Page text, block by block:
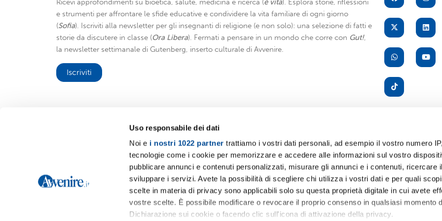
Uso responsabile dei dati
Noi e i nostri 1022 partner trattiamo i vostri dati personali, ad esempio il vostro numero
tecnologie come i cookie per memorizzare e accedere alle informazioni sul vostro
pubblicare annunci e contenuti personalizzati, misurare gli annunci e i contenuti, ricercare
sviluppare i servizi. Avete la possibilità di scegliere chi utilizza i vostri dati e per quali
scelte in materia di privacy sono applicabili solo su questa proprietà digitale in cui avete
vostre scelte. È possibile modificare o revocare il proprio consenso in qualsiasi momento
Dichiarazione sui cookie o facendo clic sull'icona di attivazione della privacy.
Ricevi approfondimenti su bioetica, salute, medicina e ricerca (è vita). Esplora storie, riflessioni
e strumenti per affrontare le sfide educative e condividere la vita familiare di ogni giorno
(Sofia). Iscriviti alla newsletter per gli insegnanti di religione (e non solo): una selezione di fatti e
storie da discutere in classe (Ora Libera). Fermati a pensare in un mondo che corre con Gut!,
la newsletter settimanale di Gutenberg, inserto culturale di Avvenire.
Iscriviti